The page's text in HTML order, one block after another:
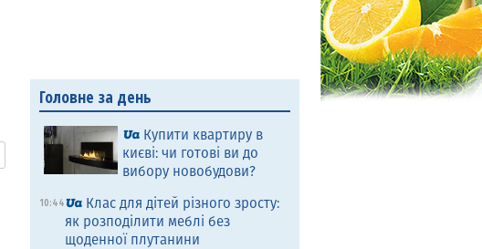
Головне за день
Купити квартиру в
києві: чи готові ви до
вибору новобудови?
10:44
Клас для дітей різного зросту:
як розподілити меблі без
щоденної плутанини